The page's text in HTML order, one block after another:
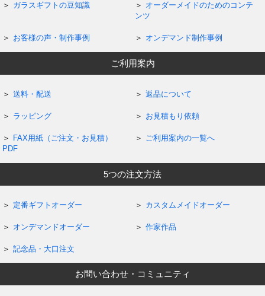
ガラスギフトの豆知識
オーダーメイドのためのコンテ
ンツ
お客様の声・制作事例 オンデマンド制作事例
ご利用案内
送料・配送 返品について
ラッピング お見積もり依頼
FAX用紙（ご注文・お見積）
PDF
ご利用案内の一覧へ
5つの注文方法
定番ギフトオーダー カスタムメイドオーダー
オンデマンドオーダー 作家作品
記念品・大口注文
お問い合わせ・コミュニティ